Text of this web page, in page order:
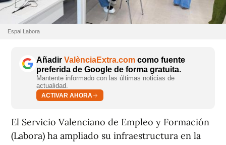
Espai Labora
Añadir ValènciaExtra.com como fuente
preferida de Google de forma gratuita.
Mantente informado con las últimas noticias de
actualidad.
ACTIVAR AHORA
El Servicio Valenciano de Empleo y Formación
(Labora) ha ampliado su infraestructura en la